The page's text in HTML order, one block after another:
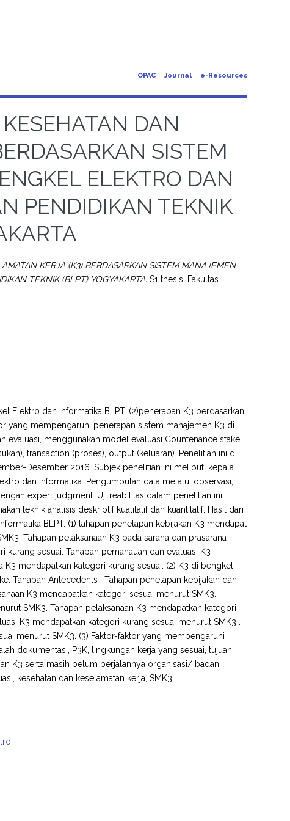
OPAC Journal e-Resources
DAN
SISTEM
ELEKTRO DAN
PENDIDIKAN TEKNIK
KERJA (K3) BERDASARKAN SISTEM MANAJEMEN
TEKNIK (BLPT) YOGYAKARTA. S1 thesis, Fakultas
Elektro dan Informatika BLPT. (2)penerapan K3 berdasarkan
yang mempengaruhi penerapan sistem manajemen K3 di
evaluasi, menggunakan model evaluasi Countenance stake.
transaction (proses), output (keluaran). Penelitian ini di
Desember 2016. Subjek penelitian ini meliputi kepala
dan Informatika. Pengumpulan data melalui observasi,
expert judgment. Uji reabilitas dalam penelitian ini
teknik analisis deskriptif kualitatif dan kuantitatif. Hasil dari
BLPT: (1) tahapan penetapan kebijakan K3 mendapat
Tahapan pelaksanaan K3 pada sarana dan prasarana
sesuai. Tahapan pemanauan dan evaluasi K3
mendapatkan kategori kurang sesuai. (2) K3 di bengkel
Tahapan Antecedents : Tahapan penetapan kebijakan dan
K3 mendapatkan kategori sesuai menurut SMK3.
SMK3. Tahapan pelaksanaan K3 mendapatkan kategori
K3 mendapatkan kategori kurang sesuai menurut SMK3 .
menurut SMK3. (3) Faktor-faktor yang mempengaruhi
dokumentasi, P3K, lingkungan kerja yang sesuai, tujuan
K3 serta masih belum berjalannya organisasi/ badan
kesehatan dan keselamatan kerja, SMK3